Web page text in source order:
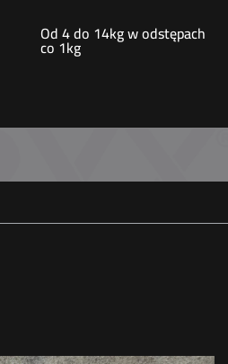
Od 4 do 14kg w odstępach
co 1kg